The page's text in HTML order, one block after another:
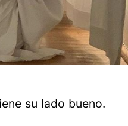
su lado bueno.